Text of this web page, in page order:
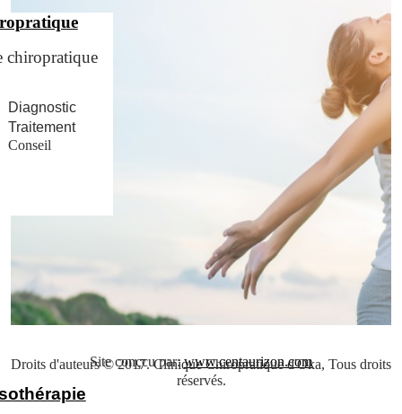
chiropratique
Diagnostic
Traitement
Conseil
Site conçcu par:www.centaurizon.com
Droits d'auteurs © 2017. Clinique Chiropratique d'Oka, Tous droits
réservés.